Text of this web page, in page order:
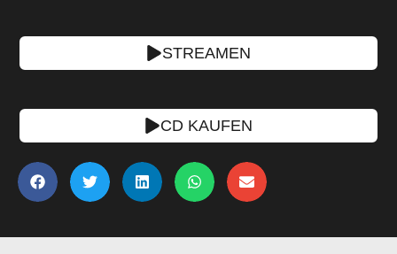
STREAMEN
CD KAUFEN